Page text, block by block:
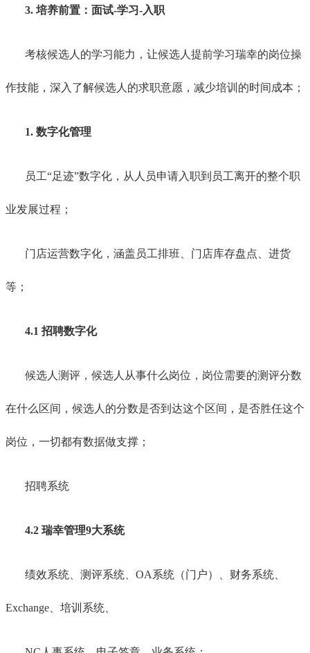
3. 培养前置：面试-学习-入职
考核候选人的学习能力，让候选人提前学习瑞幸的岗位操
作技能，深入了解候选人的求职意愿，减少培训的时间成本；
1. 数字化管理
员工“足迹”数字化，从人员申请入职到员工离开的整个职
业发展过程；
门店运营数字化，涵盖员工排班、门店库存盘点、进货
等；
4.1 招聘数字化
候选人测评，候选人从事什么岗位，岗位需要的测评分数
在什么区间，候选人的分数是否到达这个区间，是否胜任这个
岗位，一切都有数据做支撑；
招聘系统
4.2 瑞幸管理9大系统
绩效系统、测评系统、OA系统（门户）、财务系统、
Exchange、培训系统、